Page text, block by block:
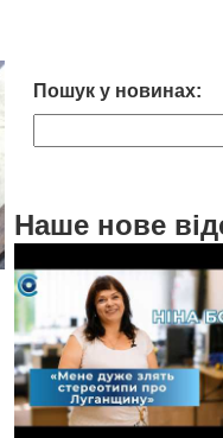
Пошук у новинах:
Наше нове